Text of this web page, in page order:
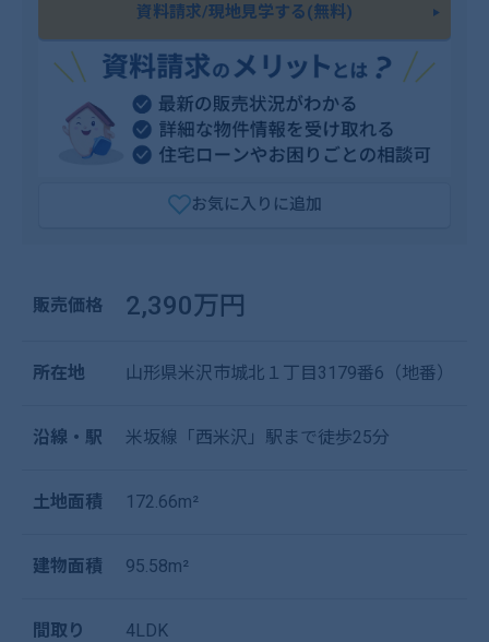
資料請求/現地見学する(無料)
お気に入りに追加
販売価格 2,390万円
所在地 山形県米沢市城北１丁目3179番6（地番）
沿線・駅 米坂線「西米沢」駅まで徒歩25分
土地面積 172.66m²
建物面積 95.58m²
間取り 4LDK